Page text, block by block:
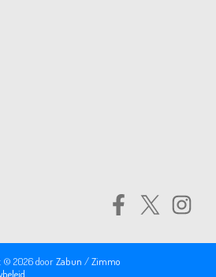
© 2026 doorZabun /Zimmo